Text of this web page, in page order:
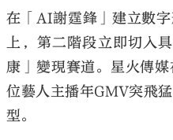
在「 AI謝霆鋒」建立數
上，第二階段立即切入
康」變現賽道。星火傳
位藝人主播年GMV突飛
型。